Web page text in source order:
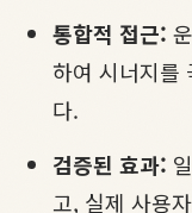
통합적 접근:
하여 시너지를
다.
검증된 효과:
고, 실제 사용